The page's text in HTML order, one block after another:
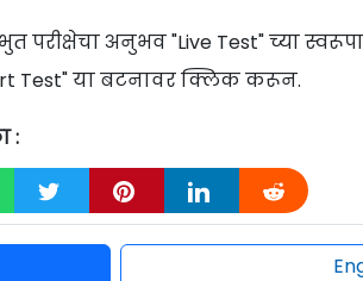
अनुभव "Live Test" च्या
Test" या बटनावर क्लिक करून.
: